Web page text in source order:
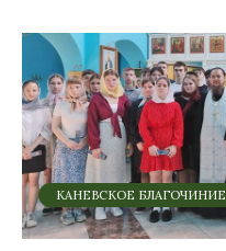
КАНЕВСКОЕ БЛАГОЧИНИЕ